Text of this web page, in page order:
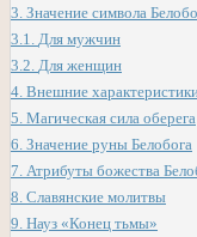
3. Значение символа
3.1. Для мужчин
3.2. Для женщин
4. Внешние
5. Магическая сила оберега
6. Значение руны Белобога
7. Атрибуты божества
8. Славянские молитвы
9. Науз «Конец тьмы»